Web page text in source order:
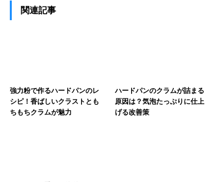
関連記事
強力粉で作るハードパンのレ
シピ！香ばしいクラストとも
ちもちクラムが魅力
ハードパンのクラムが詰まる
原因は？気泡たっぷりに仕上
げる改善策